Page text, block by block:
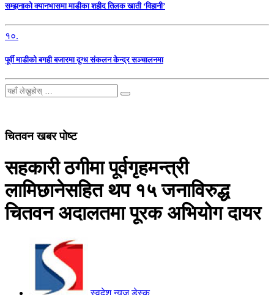
सम्झनाको क्यानभासमा माडीका शहीद तिलक खाती ‘विहानी’
१०.
पूर्वी माडीको बगही बजारमा दुग्ध संकलन केन्द्र सञ्चालनमा
चितवन खबर पोष्ट
सहकारी ठगीमा पूर्वगृहमन्त्री
लामिछानेसहित थप १५ जनाविरुद्ध
चितवन अदालतमा पूरक अभियोग दायर
स्वदेश न्यूज डेस्क